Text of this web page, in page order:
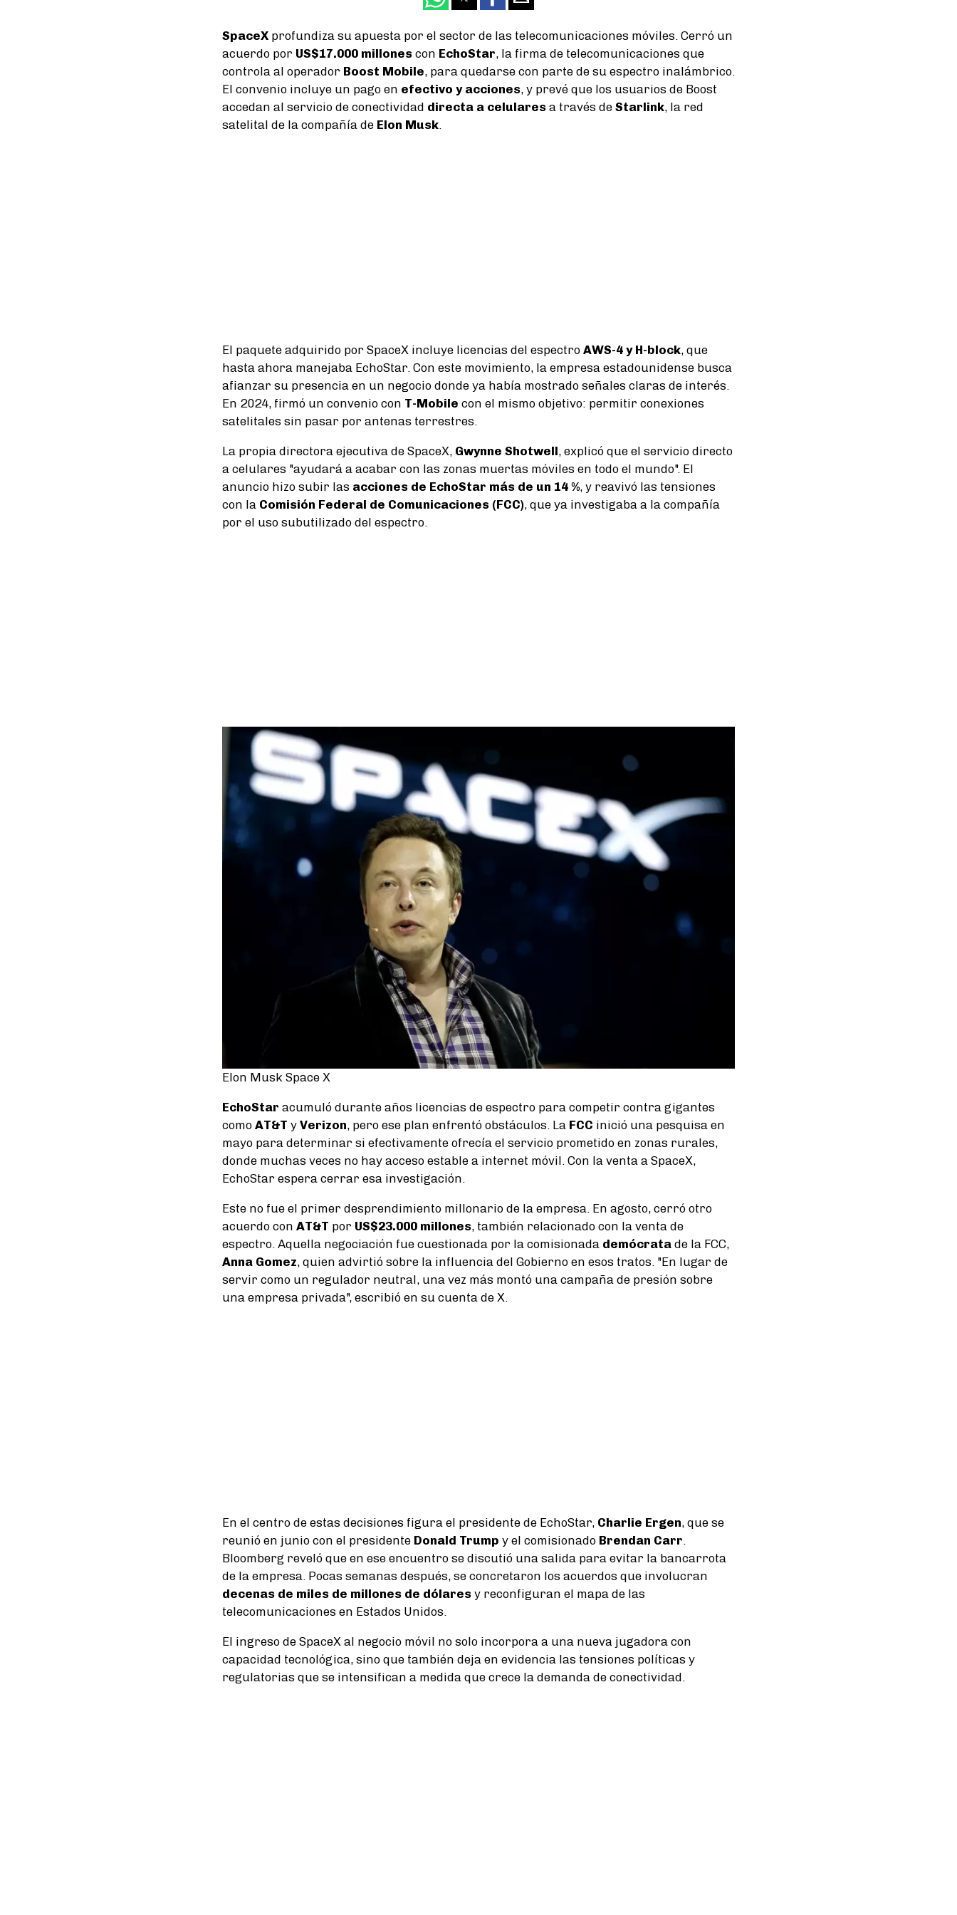
SpaceX profundiza su apuesta por el sector de las telecomunicaciones móviles. Cerró un
acuerdo por US$17.000 millones con EchoStar, la firma de telecomunicaciones que
controla al operador Boost Mobile, para quedarse con parte de su espectro inalámbrico.
El convenio incluye un pago en efectivo y acciones, y prevé que los usuarios de Boost
accedan al servicio de conectividad directa a celulares a través de Starlink, la red
satelital de la compañía de Elon Musk
El paquete adquirido por SpaceX incluye licencias del espectro AWS-4 y H-block, que
hasta ahora manejaba EchoStar. Con este movimiento, la empresa estadounidense busca
afianzar su presencia en un negocio donde ya había mostrado señales claras de interés.
En 2024, firmó un convenio con T-Mobile con el mismo objetivo: permitir conexiones
satelitales sin pasar por antenas terrestres.
La propia directora ejecutiva de SpaceX, Gwynne Shotwell, explicó que el servicio directo
a celulares "ayudará a acabar con las zonas muertas móviles en todo el mundo". El
anuncio hizo subir las acciones de EchoStar más de un 14 %, y reavivó las tensiones
con la Comisión Federal de Comunicaciones (FCC), que ya investigaba a la compañía
por el uso subutilizado del espectro.
Elon Musk Space X
EchoStar acumuló durante años licencias de espectro para competir contra gigantes
como AT&T y Verizon, pero ese plan enfrentó obstáculos. La FCC inició una pesquisa en
mayo para determinar si efectivamente ofrecía el servicio prometido en zonas rurales,
donde muchas veces no hay acceso estable a internet móvil. Con la venta a SpaceX,
EchoStar espera cerrar esa investigación.
Este no fue el primer desprendimiento millonario de la empresa. En agosto, cerró otro
acuerdo con AT&T por US$23.000 millones, también relacionado con la venta de
espectro. Aquella negociación fue cuestionada por la comisionada demócrata de la FCC,
Anna Gomez, quien advirtió sobre la influencia del Gobierno en esos tratos. "En lugar de
servir como un regulador neutral, una vez más montó una campaña de presión sobre
una empresa privada", escribió en su cuenta de X.
En el centro de estas decisiones figura el presidente de EchoStar, Charlie Ergen, que se
reunió en junio con el presidente Donald Trump y el comisionado Brendan Carr
Bloomberg reveló que en ese encuentro se discutió una salida para evitar la bancarrota
de la empresa. Pocas semanas después, se concretaron los acuerdos que involucran
decenas de miles de millones de dólares y reconfiguran el mapa de las
telecomunicaciones en Estados Unidos.
El ingreso de SpaceX al negocio móvil no solo incorpora a una nueva jugadora con
capacidad tecnológica, sino que también deja en evidencia las tensiones políticas y
regulatorias que se intensifican a medida que crece la demanda de conectividad.